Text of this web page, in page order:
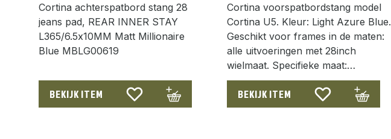
Cortina achterspatbord stang 28
jeans pad, REAR INNER STAY
L365/6.5x10MM Matt Millionaire
Blue MBLG00619
BEKIJK ITEM
Cortina voorspatbordstang model
Cortina U5. Kleur: Light Azure Blue.
Geschikt voor frames in de maten:
alle uitvoeringen met 28inch
wielmaat. Specifieke maat:…
BEKIJK ITEM